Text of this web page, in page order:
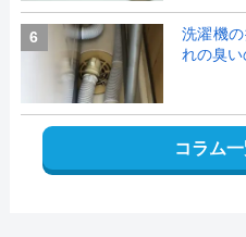
6
洗濯機
れの臭
コラム